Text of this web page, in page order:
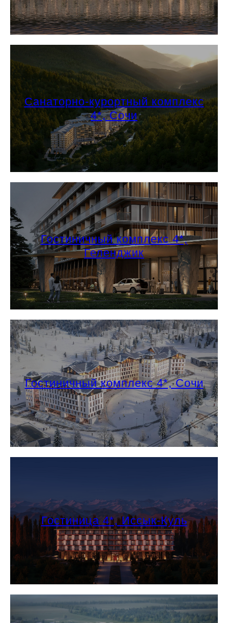
Санаторно-курортный комплекс
4*, Сочи
Гостиничный комплекс 4*,
Геленджик
Гостиничный комплекс 4*, Сочи
Гостиница 4*, Иссык-Куль